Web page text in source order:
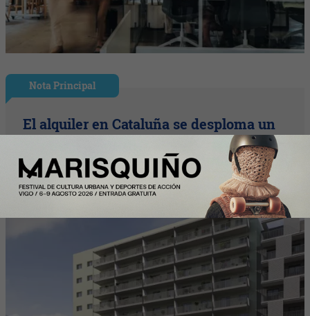
Nota Principal
El alquiler en Cataluña se desploma un
16,3% interanual y encadena su cuarta
caída de 2026